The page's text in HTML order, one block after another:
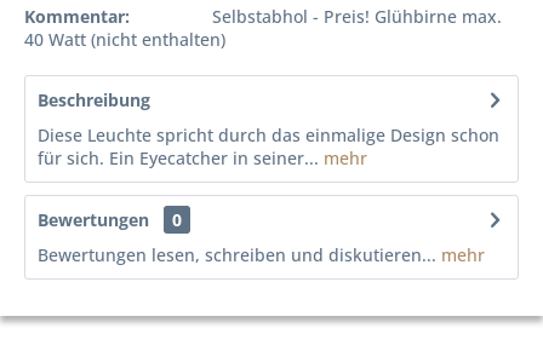
Kommentar:
Selbstabhol - Preis! Glühbirne max.
40 Watt (nicht enthalten)
Beschreibung
Diese Leuchte spricht durch das einmalige Design schon
für sich. Ein Eyecatcher in seiner... mehr
Bewertungen
0
Bewertungen lesen, schreiben und diskutieren... mehr